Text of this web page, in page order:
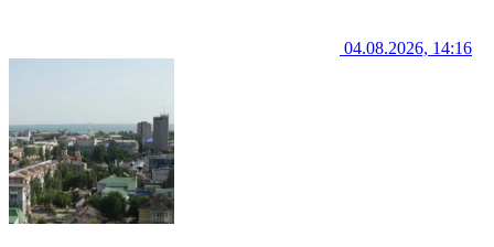
04.08.2026, 14:16